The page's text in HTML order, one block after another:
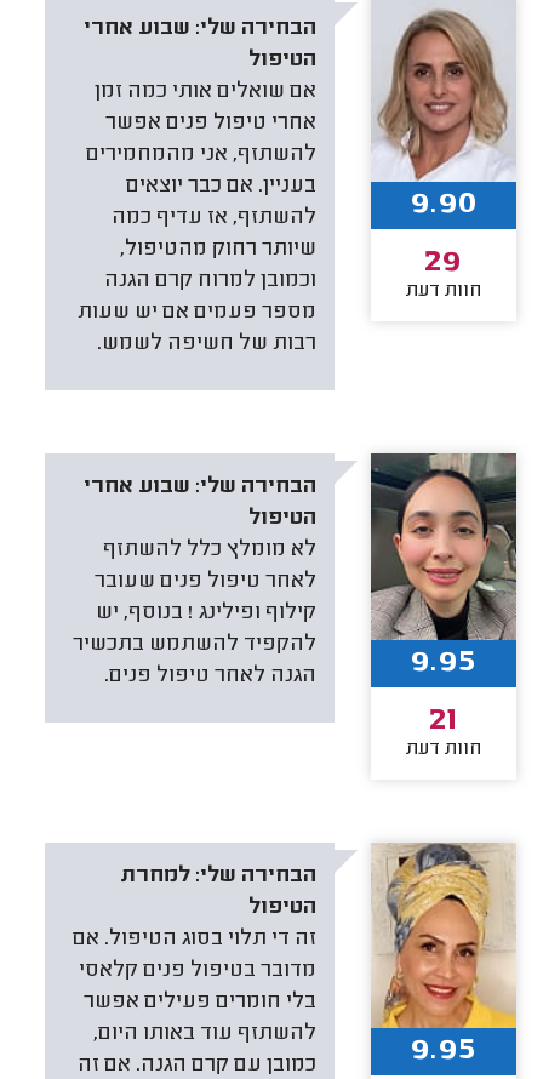
הבחירה שלי: שבוע אחרי
הטיפול
אם שואלים אותי כמה זמן
אחרי טיפול פנים אפשר
להשתזף, אני מהמחמירים
בעניין. אם כבר יוצאים
להשתזף, אז עדיף כמה
שיותר רחוק מהטיפול,
וכמובן למרוח קרם הגנה
מספר פעמים אם יש שעות
רבות של חשיפה לשמש.
9.90
29
חוות דעת
הבחירה שלי: שבוע אחרי
הטיפול
לא מומלץ כלל להשתזף
לאחר טיפול פנים שעובר
קילוף ופילינג ! בנוסף, יש
להקפיד להשתמש בתכשיר
הגנה לאחר טיפול פנים.
9.95
21
חוות דעת
הבחירה שלי: למחרת
הטיפול
זה די תלוי בסוג הטיפול. אם
מדובר בטיפול פנים קלאסי
בלי חומרים פעילים אפשר
להשתזף עוד באותו היום,
כמובן עם קרם הגנה. אם זה
9.95